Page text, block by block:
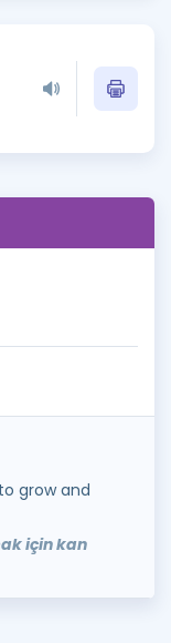
grow and
için kan